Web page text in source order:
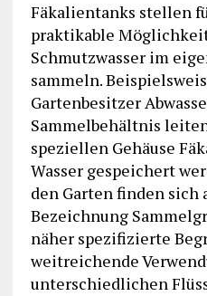
Fäkalientanks stellen
praktikable
Schmutzwasser im
sammeln.
Gartenbesitzer
Sammelbehältnis
speziellen Gehäuse
Wasser gespeichert
den Garten finden sich
Bezeichnung
näher spezifizierte
weitreichende
unterschiedlichen